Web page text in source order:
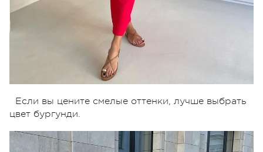
Если вы цените смелые оттенки, лучше выбрать
цвет бургунди.